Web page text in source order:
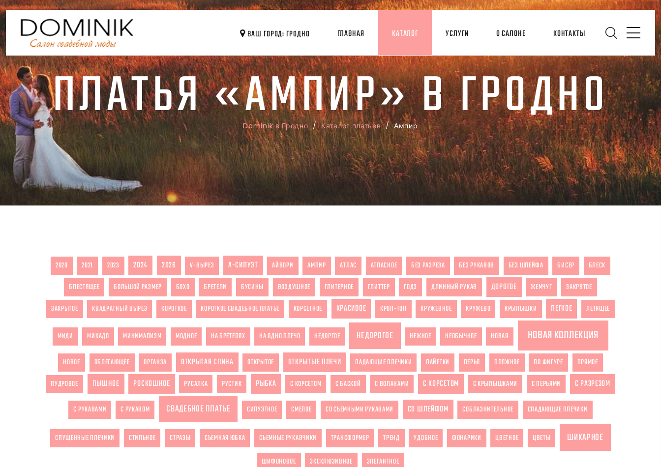
ВАШ ГОРОД: ГРОДНО ГЛАВНАЯ КАТАЛОГ УСЛУГИ О САЛОНЕ КОНТАКТЫ
ПЛАТЬЯ «АМПИР» В ГРОДНО
Dominik в Гродно/Каталог платьев/ Ампир
2020 2021 2023 2024 2026 V-ВЫРЕЗ А-СИЛУЭТ АЙВОРИ АМПИР АТЛАС АТЛАСНОЕ БЕЗ РАЗРЕЗА БЕЗ РУКАВОВ БЕЗ ШЛЕЙФА БИСЕР БЛЕСК
БЛЕСТЯЩЕЕ БОЛЬШОЙ РАЗМЕР БОХО БРЕТЕЛИ БУСИНЫ ВОЗДУШНОЕ ГЛИТЕРНОЕ ГЛИТТЕР ГОДЭ ДЛИННЫЙ РУКАВ ДОРОГОЕ ЖЕМЧУГ ЗАКРВТОЕ
ЗАКРЫТОЕ КВАДРАТНЫЙ ВЫРЕЗ КОРОТКОЕ КОРОТКОЕ СВАДЕБНОЕ ПЛАТЬЕ КОРСЕТНОЕ КРАСИВОЕ КРОП-ТОП КРУЖЕВНОЕ КРУЖЕВО КРЫЛЫШКИ ЛЕГКОЕ ЛЕТЯЩЕЕ
МИДИ МИКАДО МИНИМАЛИЗМ МОДНОЕ НА БРЕТЕЛЯХ НА ОДНО ПЛЕЧО НЕДОРГОЕ НЕДОРОГОЕ НЕЖНОЕ НЕОБЫЧНОЕ НОВАЯ НОВАЯ КОЛЛЕКЦИЯ
НОВОЕ ОБЛЕГАЮЩЕЕ ОРГАНЗА ОТКРЫТАЯ СПИНА ОТКРЫТОЕ ОТКРЫТЫЕ ПЛЕЧИ ПАДАЮЩИЕ ПЛЕЧИКИ ПАЙЕТКИ ПЕРЬЯ ПЛЯЖНОЕ ПО ФИГУРЕ ПРЯМОЕ
ПУДРОВОЕ ПЫШНОЕ РОСКОШНОЕ РУСАЛКА РУСТИК РЫБКА С КОРСЕТОМ С БАСКОЙ С ВОЛАНАМИ С КОРСЕТОМ С КРЫЛЫШКАМИ С ПЕРЬЯМИ С РАЗРЕЗОМ
С РУКАВАМИ С РУКАВОМ СВАДЕБНОЕ ПЛАТЬЕ СИЛУЭТНОЕ СМЕЛОЕ СО СЪЕМНЫМИ РУКАВАМИ СО ШЛЕЙФОМ СОБЛАЗНИТЕЛЬНОЕ СПАДАЮЩИЕ ПЛЕЧИКИ
СПУЩЕННЫЕ ПЛЕЧИКИ СТИЛЬНОЕ СТРАЗЫ СЪЕМНАЯ ЮБКА СЪЕМНЫЕ РУКАВЧИКИ ТРАНСФОРМЕР ТРЕНД УДОБНОЕ ФОНАРИКИ ЦВЕТНОЕ ЦВЕТЫ ШИКАРНОЕ
ШИФОНОВОЕ ЭКСКЛЮЗИВНОЕ ЭЛЕГАНТНОЕ